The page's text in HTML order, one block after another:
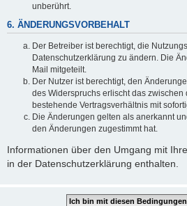
unberührt.
6. ÄNDERUNGSVORBEHALT
Der Betreiber ist berechtigt, die
Datenschutzerklärung zu ändern. Die
Mail mitgeteilt.
Der Nutzer ist berechtigt, den
des Widerspruchs erlischt das
bestehende Vertragsverhältnis mit
Die Änderungen gelten als anerkannt
den Änderungen zugestimmt hat.
Informationen über den Umgang mit
in der Datenschutzerklärung enthalten.